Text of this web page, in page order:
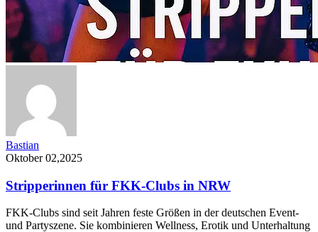
Bastian
Oktober 02,2025
Stripperinnen für FKK-Clubs in NRW
FKK-Clubs sind seit Jahren feste Größen in der deutschen Event-
und Partyszene. Sie kombinieren Wellness, Erotik und Unterhaltung